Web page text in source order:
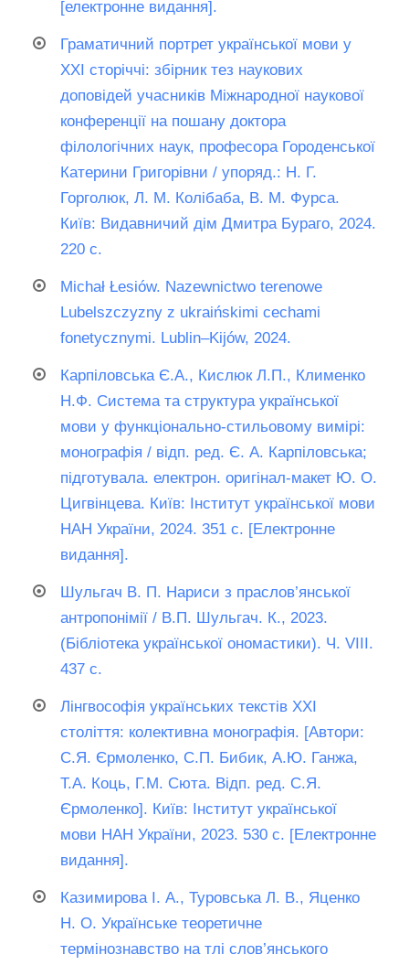
[електронне видання].
Граматичний портрет української мови у
ХХІ сторіччі: збірник тез наукових
доповідей учасників Міжнародної наукової
конференції на пошану доктора
філологічних наук, професора Городенської
Катерини Григорівни / упоряд.: Н. Г.
Горголюк, Л. М. Колібаба, В. М. Фурса.
Київ: Видавничий дім Дмитра Бураго, 2024.
220 с.
Michał Łesiów. Nazewnictwo terenowe
Lubelszczyzny z ukraińskimi cechami
fonetycznymi. Lublin–Kijów, 2024.
Карпіловська Є.А., Кислюк Л.П., Клименко
Н.Ф. Система та структура української
мови у функціонально-стильовому вимірі:
монографія / відп. ред. Є. А. Карпіловська;
підготувала. електрон. оригінал-макет Ю. О.
Цигвінцева. Київ: Інститут української мови
НАН України, 2024. 351 с. [Електронне
видання].
Шульгач В. П. Нариси з праслов’янської
антропонімії / В.П. Шульгач. К., 2023.
(Бібліотека української ономастики). Ч. VІІІ.
437 с.
Лінгвософія українських текстів ХХІ
століття: колективна монографія. [Автори:
С.Я. Єрмоленко, С.П. Бибик, А.Ю. Ганжа,
Т.А. Коць, Г.М. Сюта. Відп. ред. С.Я.
Єрмоленко]. Київ: Інститут української
мови НАН України, 2023. 530 с. [Електронне
видання].
Казимирова І. А., Туровська Л. В., Яценко
Н. О. Українське теоретичне
термінознавство на тлі слов’янського